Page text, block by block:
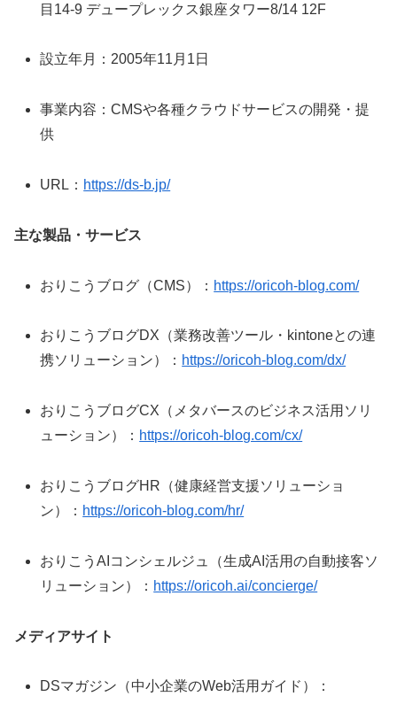
目14-9 デュープレックス銀座タワー8/14 12F
設立年月：2005年11月1日
事業内容：CMSや各種クラウドサービスの開発・提
供
URL： https://ds-b.jp/
主な製品・サービス
おりこうブログ（CMS）： https://oricoh-blog.com/
おりこうブログDX（業務改善ツール・kintoneとの連
携ソリューション）： https://oricoh-blog.com/dx/
おりこうブログCX（メタバースのビジネス活用ソリ
ューション）： https://oricoh-blog.com/cx/
おりこうブログHR（健康経営支援ソリューショ
ン）： https://oricoh-blog.com/hr/
おりこうAIコンシェルジュ（生成AI活用の自動接客ソ
リューション）： https://oricoh.ai/concierge/
メディアサイト
DSマガジン（中小企業のWeb活用ガイド）：